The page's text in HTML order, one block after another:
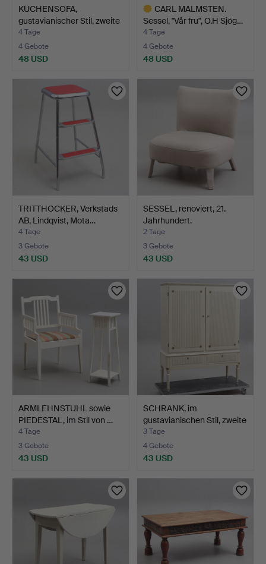
KÜCHENSOFA,
gustavianischer Stil, zweite
H…
4 Tage
4 Gebote
48 USD
CARL MALMSTEN.
Sessel, "Vår fru", O.H Sjög…
4 Tage
4 Gebote
48 USD
TRITTHOCKER, Verkstads
AB, Lindqvist, Mota…
4 Tage
3 Gebote
43 USD
SESSEL, renoviert, 21.
Jahrhundert.
2 Tage
3 Gebote
43 USD
ARMLEHNSTUHL sowie
PIEDESTAL, im Stil von …
4 Tage
3 Gebote
43 USD
SCHRANK, im
gustavianischen Stil, zweite
H…
3 Tage
4 Gebote
43 USD